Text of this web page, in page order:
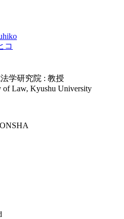
コ
学研究院 : 教授
of Law, Kyushu University